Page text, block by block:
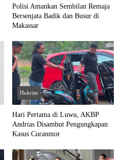
Polisi Amankan Sembilan Remaja
Bersenjata Badik dan Busur di
Makassar
Hukrim
Hari Pertama di Luwu, AKBP
Andrias Disambut Pengungkapan
Kasus Curanmor